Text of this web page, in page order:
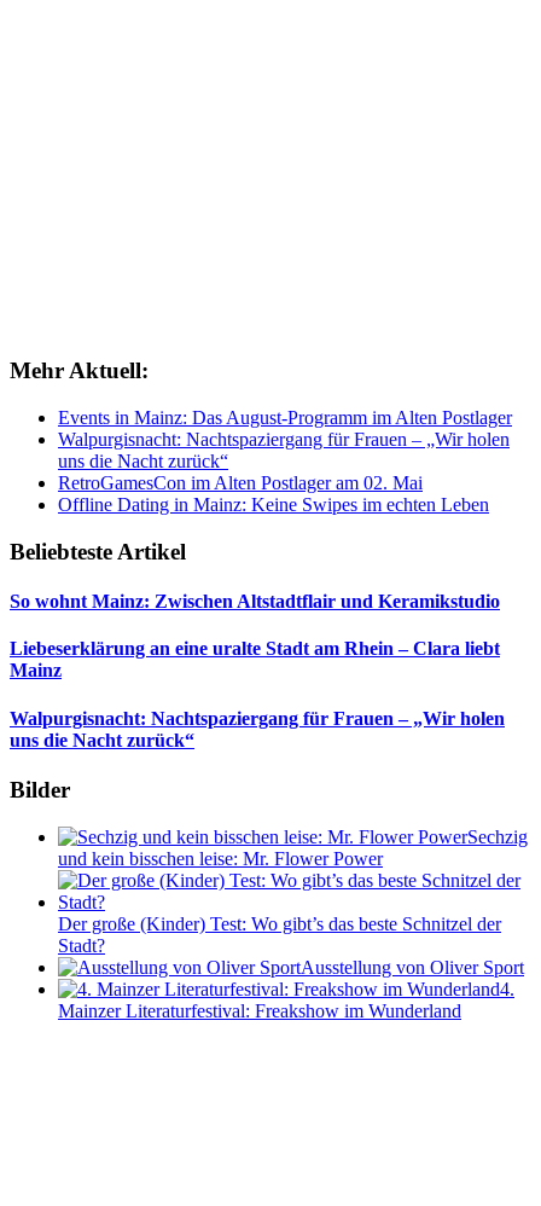
Mehr Aktuell:
Events in Mainz: Das August-Programm im Alten Postlager
Walpurgisnacht: Nachtspaziergang für Frauen – „Wir holen
uns die Nacht zurück“
RetroGamesCon im Alten Postlager am 02. Mai
Offline Dating in Mainz: Keine Swipes im echten Leben
Beliebteste Artikel
So wohnt Mainz: Zwischen Altstadtflair und Keramikstudio
Liebeserklärung an eine uralte Stadt am Rhein – Clara liebt
Mainz
Walpurgisnacht: Nachtspaziergang für Frauen – „Wir holen
uns die Nacht zurück“
Bilder
Sechzig
und kein bisschen leise: Mr. Flower Power
Der große (Kinder) Test: Wo gibt’s das beste Schnitzel der
Stadt?
Ausstellung von Oliver Sport
4.
Mainzer Literaturfestival: Freakshow im Wunderland